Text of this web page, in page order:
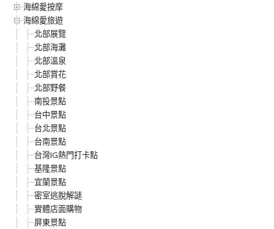
海綿愛按摩
海綿愛旅遊
北部展覽
北部海灘
北部溫泉
北部賞花
北部野餐
南投景點
台中景點
台北景點
台南景點
台灣IG熱門打卡點
基隆景點
宜蘭景點
密室逃脫解謎
實體店面購物
屏東景點